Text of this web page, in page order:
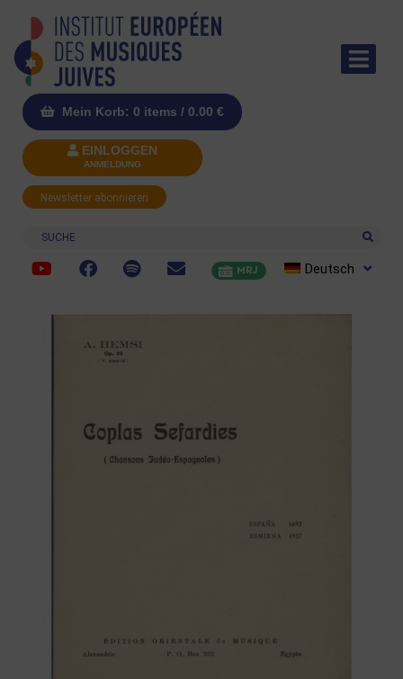
Mein Korb: 0 items / 0.00 €
EINLOGGEN
ANMELDUNG
Newsletter abonnieren
Suche
MRJ Deutsch